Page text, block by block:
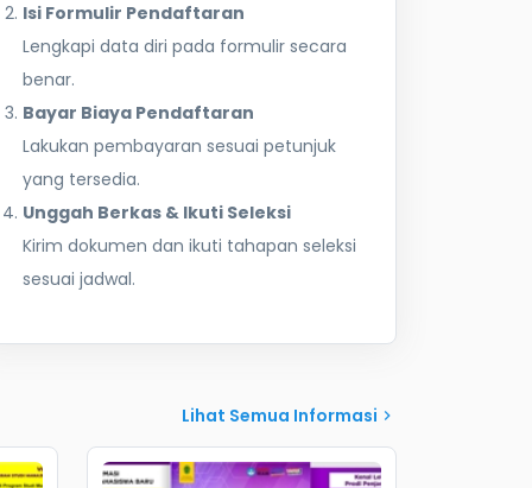
Isi Formulir Pendaftaran
Lengkapi data diri pada formulir secara
benar.
Bayar Biaya Pendaftaran
Lakukan pembayaran sesuai petunjuk
yang tersedia.
Unggah Berkas & Ikuti Seleksi
Kirim dokumen dan ikuti tahapan seleksi
sesuai jadwal.
Lihat Semua Informasi chevron_right